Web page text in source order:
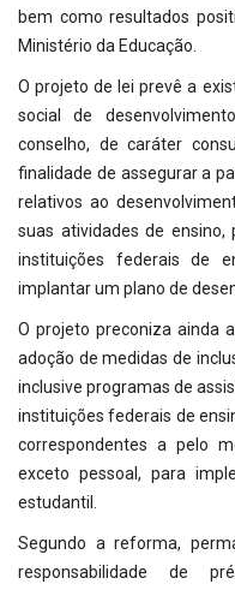
bem como resultados
Ministério da Educação.
O projeto de lei prevê a
social de
conselho, de caráter
finalidade de assegurar a
relativos ao
suas atividades de ensino,
instituições federais de
implantar um plano de
O projeto preconiza ainda
adoção de medidas de
inclusive programas de
instituições federais de
correspondentes a pelo
exceto pessoal, para
estudantil.
Segundo a reforma,
responsabilidade de